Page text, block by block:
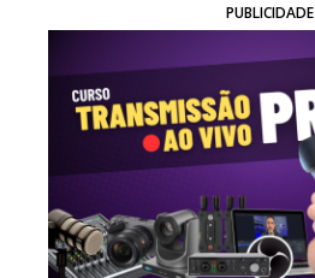
PUBLICIDADE